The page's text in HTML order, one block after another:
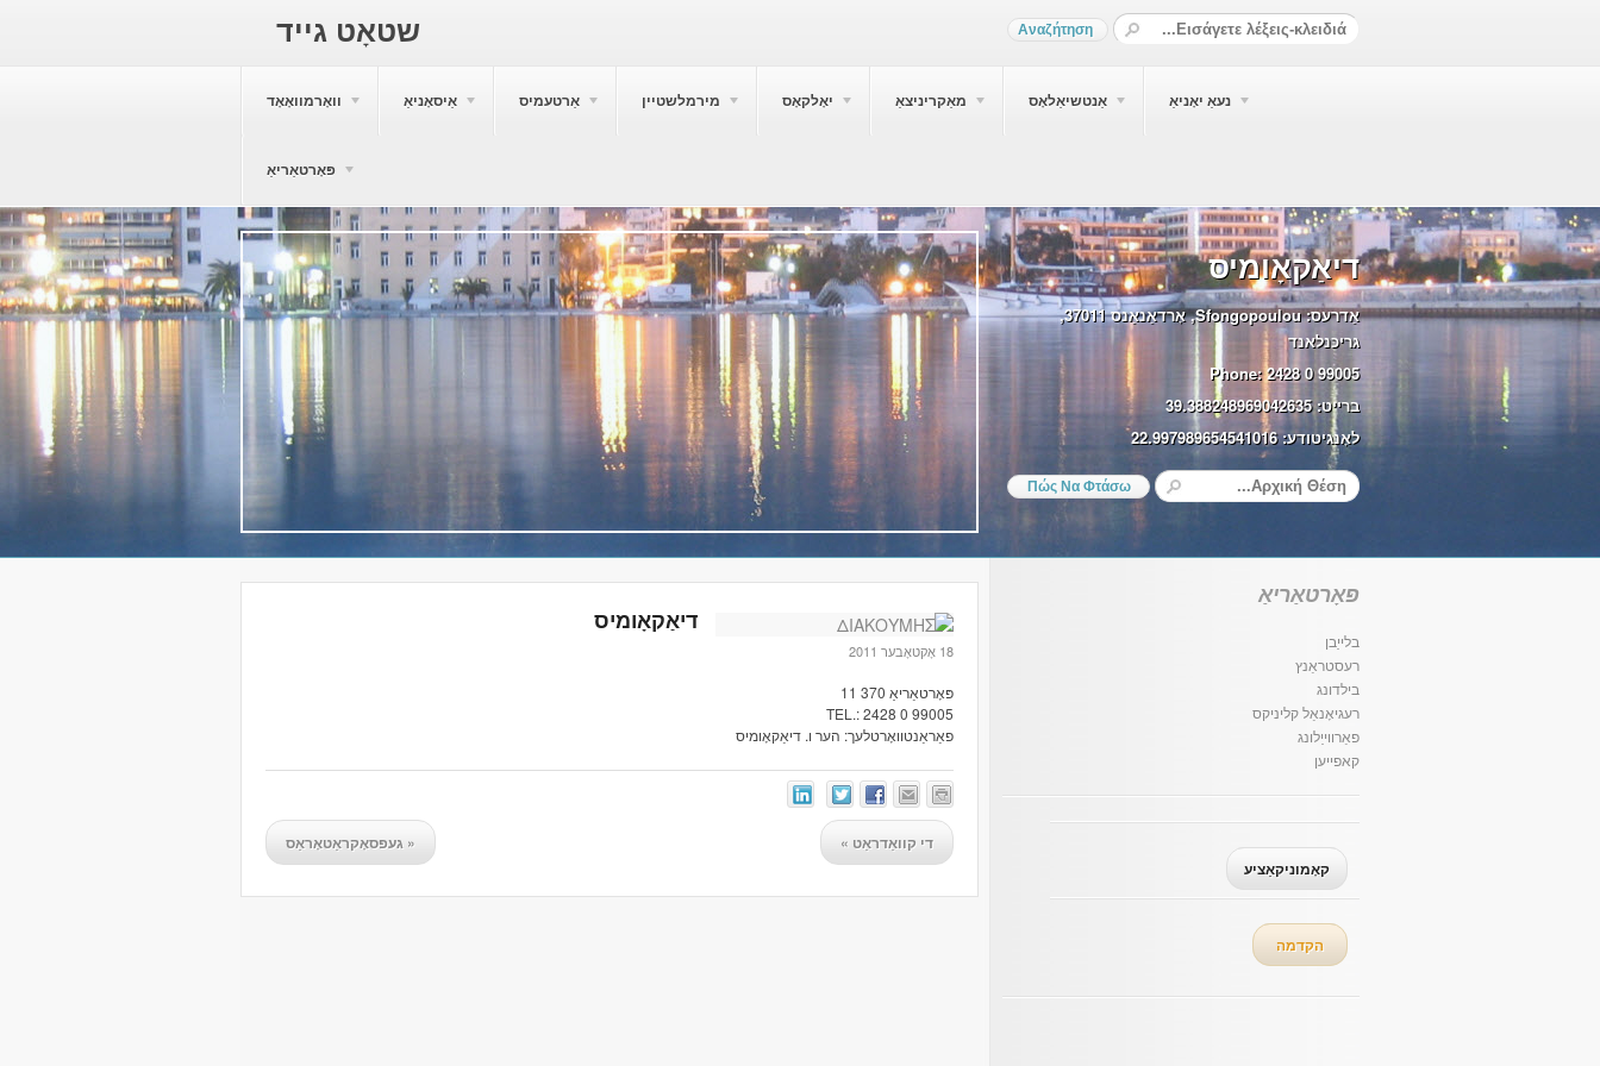
שטאָט גייד
וואָרמוואָאָד אַיסאָניאַ אַרטעמיס מירמלשטיין יאָלקאָס מאַקריניצאַ אַנטשיאַלאָס נעאַ יאָניאַ
פּאָרטאַריאַ
דיאַקאָומיס
אַדרעס:
Sfongopoulou, אָרדאַנאַנס 37011,
גריכנלאנד
Phone:2428 0 99005
ברייט:39.388248969042635
לאָנגיטודע:22.997989654541016
דיאַקאָומיס
18 אָקטאָבער 2011
פּאָרטאַריאַ 370 11
TEL.: 2428 0 99005
פאַראַנטוואָרטלעך: הער ו. דיאַקאָומיס
« געפסאָקראַטאָראַס די קוואַדראַט »
פּאָרטאַריאַ
בלייַבן
רעסטראַנץ
בילדונג
רעגיאָנאַל קליניקס
פאַרווייַלונג
קאפייען
קאָמוניקאַציע
הקדמה